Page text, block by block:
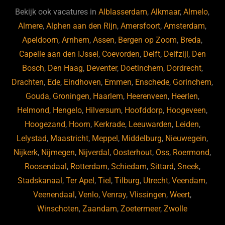
b
o
o
k
d
s
a
m
ky dI
n
Bekijk ook vacatures inAlblasserdam,Alkmaar,Almelo,
Almere,Alphen aan den Rijn,Amersfoort,Amsterdam,
Apeldoorn,Arnhem,Assen, Bergen op Zoom, Breda,
Capelle aan den IJssel, Coevorden, Delft, Delfzijl, Den
Bosch, Den Haag, Deventer, Doetinchem, Dordrecht,
Drachten, Ede, Eindhoven, Emmen, Enschede, Gorinchem,
Gouda, Groningen, Haarlem, Heerenveen, Heerlen,
Helmond, Hengelo, Hilversum, Hoofddorp, Hoogeveen,
Hoogezand, Hoorn, Kerkrade, Leeuwarden, Leiden,
Lelystad, Maastricht, Meppel, Middelburg, Nieuwegein,
Nijkerk, Nijmegen, Nijverdal, Oosterhout, Oss, Roermond,
Roosendaal, Rotterdam, Schiedam, Sittard, Sneek,
Stadskanaal,Ter Apel,Tiel,Tilburg, Utrecht,Veendam,
Veenendaal,Venlo,Venray,Vlissingen,Weert,
Winschoten,Zaandam,Zoetermeer,Zwolle